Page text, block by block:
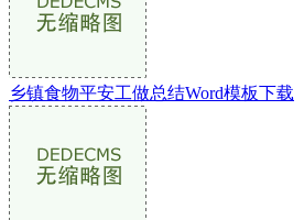
乡镇食物平安工做总结Word模板下载